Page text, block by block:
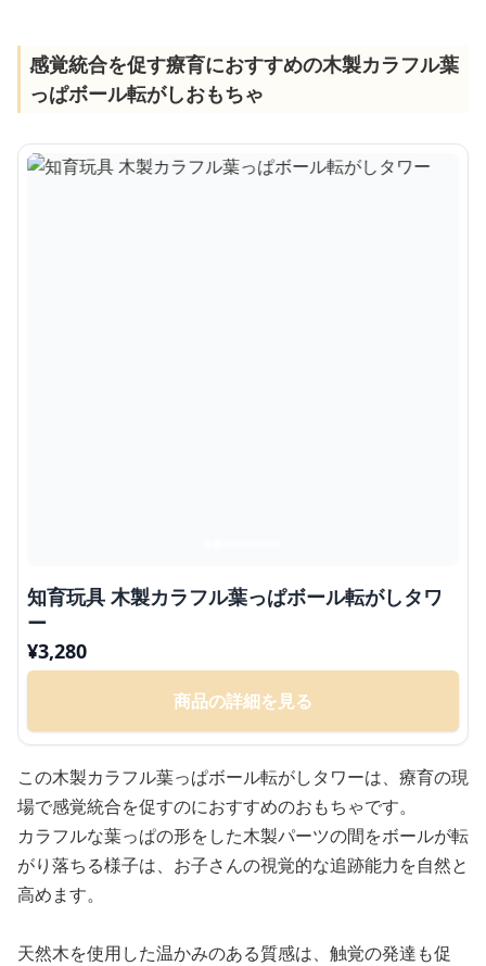
感覚統合を促す療育におすすめの木製カラフル葉
っぱボール転がしおもちゃ
知育玩具 木製カラフル葉っぱボール転がしタワ
ー
¥3,280
商品の詳細を見る
この木製カラフル葉っぱボール転がしタワーは、療育の現
場で感覚統合を促すのにおすすめのおもちゃです。
カラフルな葉っぱの形をした木製パーツの間をボールが転
がり落ちる様子は、お子さんの視覚的な追跡能力を自然と
高めます。
天然木を使用した温かみのある質感は、触覚の発達も促